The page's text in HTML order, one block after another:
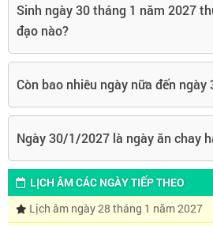
Sinh ngày 30 tháng 1 năm 2027
đạo nào?
Còn bao nhiêu ngày nữa đến
Ngày 30/1/2027 là ngày ăn chay
LỊCH ÂM CÁC NGÀY TIẾP THEO
Lịch âm ngày 28 tháng 1 năm 2027